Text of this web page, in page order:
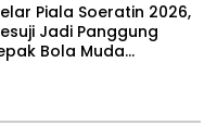
Piala Soeratin 2026,
Jadi Panggung
Bola Muda